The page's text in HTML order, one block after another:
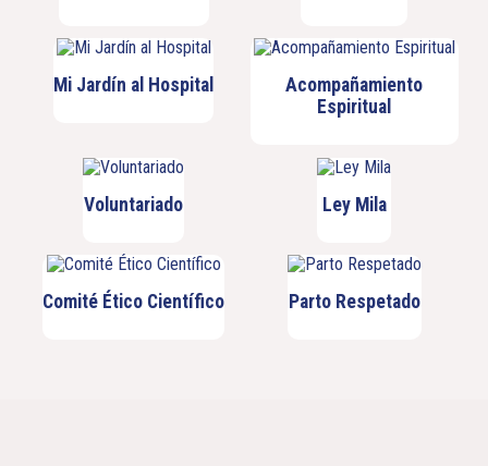
Mi Jardín al Hospital
Acompañamiento
Espiritual
Voluntariado Ley Mila
Comité Ético Científico Parto Respetado